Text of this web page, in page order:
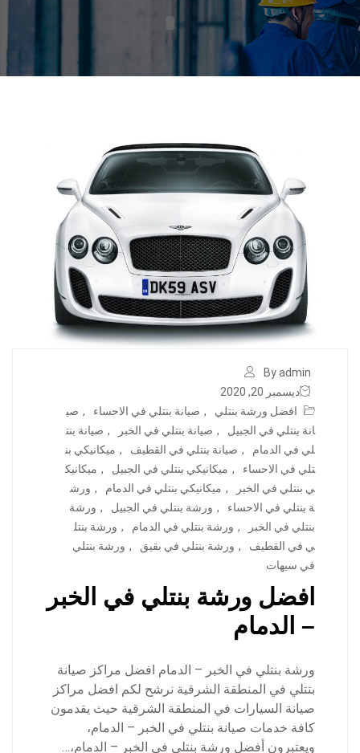
By admin
ديسمبر 20, 2020
افضل ورشة بنتلي
, صيانة بنتلي في الاحساء , صي
انة بنتلي في الجبيل
, صيانة بنتلي في الخبر , صيانة بنت
لي في الدمام
, صيانة بنتلي في القطيف , ميكانيكي بن
تلي في الاحساء
, ميكانيكي بنتلي في الجبيل , ميكانيك
ي بنتلي في الخبر
, ميكانيكي بنتلي في الدمام , ورش
ة بنتلي في الاحساء
, ورشة بنتلي في الجبيل , ورشة
بنتلي في الخبر
, ورشة بنتلي في الدمام , ورشة بنتل
ي في القطيف
, ورشة بنتلي في بقيق , ورشة بنتلي
في سيهات
افضل ورشة بنتلي في الخبر
– الدمام
ورشة بنتلي في الخبر – الدمام افضل مراكز صيانة
بتتلي في المنطقة الشرقية نرشح لكم افضل مراكز
صيانة السيارات في المنطقة الشرقية حيث يقدمون
كافة خدمات صيانة بنتلي في الخبر – الدمام،
ويعتبرون أفضل ورشة بنتلي في الخبر – الدمام،…